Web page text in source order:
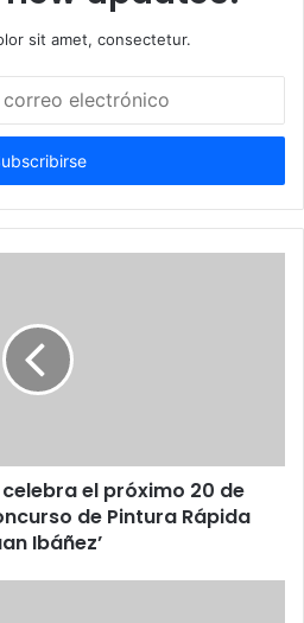
sit amet, consectetur.
el próximo 20 de
de Pintura Rápida
Ibáñez’